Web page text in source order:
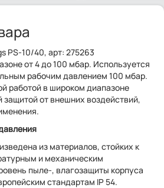
PS-10/40, арт: 275263
от 4 до 100 мбар. Используется
рабочим давлением 100 мбар.
работой в широком диапазоне
от внешних воздействий,
из материалов, стойких к
и механическим
пыле-, влагозащиты корпуса
стандартам IP 54.